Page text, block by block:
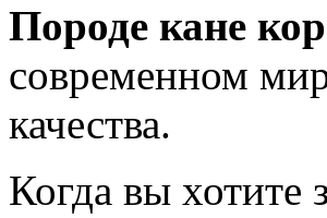
Породе кане
современном
качества.
Когда вы хотите